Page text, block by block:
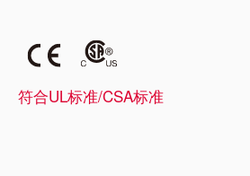
符合UL标准/CSA标准